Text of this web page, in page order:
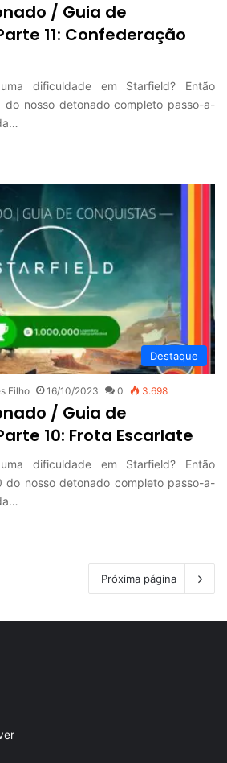
/ Guia de
11: Confederação
dificuldade em Starfield? Então
do nosso detonado completo passo-a-
Destaque
Filho 16/10/2023 0 3.698
/ Guia de
10: Frota Escarlate
dificuldade em Starfield? Então
do nosso detonado completo passo-a-
Próxima página